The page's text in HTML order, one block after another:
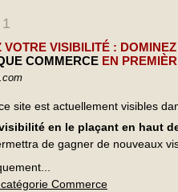
VOTRE VISIBILITÉ :
COMMERCE EN
site est actuellement visibles
en le plaçant en haut
de gagner de nouveaux
Commerce